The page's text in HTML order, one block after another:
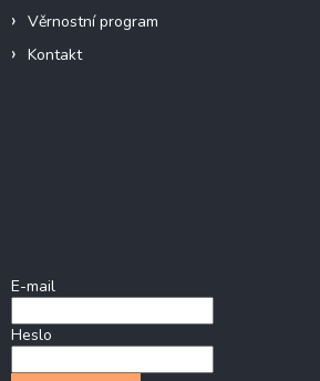
Věrnostní program
Kontakt
E-mail
Heslo